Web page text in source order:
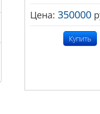
Цена: 350000
Купить